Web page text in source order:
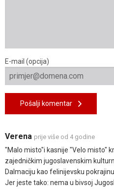
E-mail (opcija)
Pošalji komentar
Verena prije više od 4 godine
"Malo misto"i kasnije "Velo misto"
zajedničkim jugoslavenskim
Dalmaciju kao felinijevsku
Jer jeste tako: nema u bivsoj